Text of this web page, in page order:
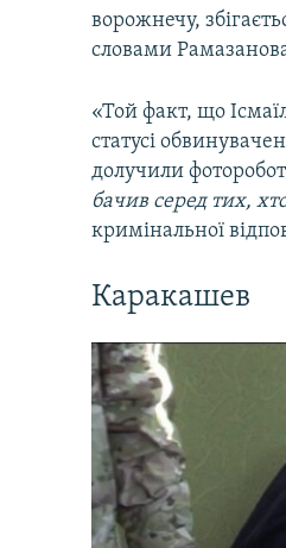
ворожнечу,
словами
«Той факт, що
статусі
долучили
бачив серед тих,
кримінальної
Каракашев